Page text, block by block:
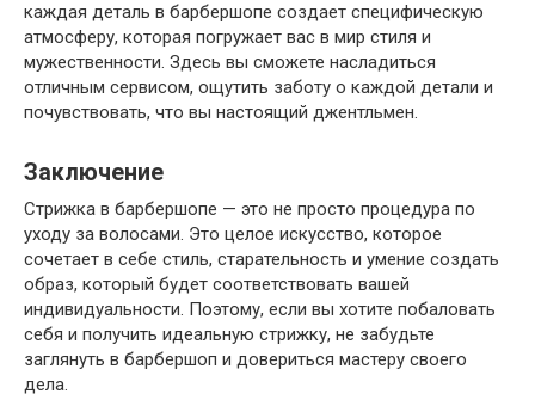
каждая деталь в барбершопе создает специфическую
атмосферу, которая погружает вас в мир стиля и
мужественности. Здесь вы сможете насладиться
отличным сервисом, ощутить заботу о каждой детали и
почувствовать, что вы настоящий джентльмен.
Заключение
Стрижка в барбершопе — это не просто процедура по
уходу за волосами. Это целое искусство, которое
сочетает в себе стиль, старательность и умение создать
образ, который будет соответствовать вашей
индивидуальности. Поэтому, если вы хотите побаловать
себя и получить идеальную стрижку, не забудьте
заглянуть в барбершоп и довериться мастеру своего
дела.